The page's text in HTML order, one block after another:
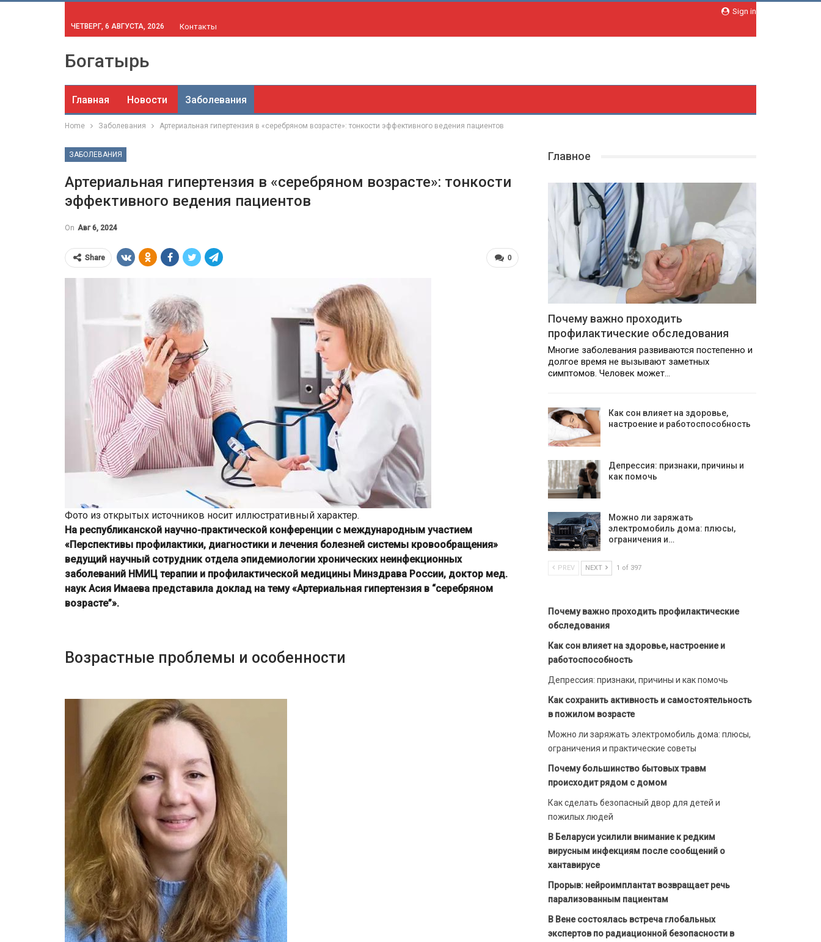
Sign in
ЧЕТВЕРГ, 6 АВГУСТА, 2026 Контакты
Богатырь
Главная Новости Заболевания
Home Заболевания Артериальная гипертензия в «серебряном возрасте»: тонкости эффективного ведения пациентов
ЗАБОЛЕВАНИЯ
Артериальная гипертензия в «серебряном возрасте»: тонкости
эффективного ведения пациентов
On Авг 6, 2024
0
Share
Фото из открытых источников носит иллюстративный характер.
На республиканской научно-практической конференции с международным участием
«Перспективы профилактики, диагностики и лечения болезней системы кровообращения»
ведущий научный сотрудник отдела эпидемиологии хронических неинфекционных
заболеваний НМИЦ терапии и профилактической медицины Минздрава России, доктор мед.
наук Асия Имаева представила доклад на тему «Артериальная гипертензия в “серебряном
возрасте”».
Возрастные проблемы и особенности
Главное
Почему важно проходить
профилактические обследования
Многие заболевания развиваются постепенно и
долгое время не вызывают заметных
симптомов. Человек может…
Как сон влияет на здоровье,
настроение и работоспособность
Депрессия: признаки, причины и
как помочь
Можно ли заряжать
электромобиль дома: плюсы,
ограничения и…
PREV NEXT 1 of 397
Почему важно проходить профилактические
обследования
Как сон влияет на здоровье, настроение и
работоспособность
Депрессия: признаки, причины и как помочь
Как сохранить активность и самостоятельность
в пожилом возрасте
Можно ли заряжать электромобиль дома: плюсы,
ограничения и практические советы
Почему большинство бытовых травм
происходит рядом с домом
Как сделать безопасный двор для детей и
пожилых людей
В Беларуси усилили внимание к редким
вирусным инфекциям после сообщений о
хантавирусе
Прорыв: нейроимплантат возвращает речь
парализованным пациентам
В Вене состоялась встреча глобальных
экспертов по радиационной безопасности в